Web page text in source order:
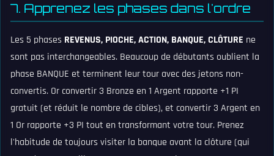
7. Apprenez les phases dans l'ordre
Les 5 phases REVENUS, PIOCHE, ACTION, BANQUE, CLÔTURE ne
sont pas interchangeables. Beaucoup de débutants oublient la
phase BANQUE et terminent leur tour avec des jetons non-
convertis. Or convertir 3 Bronze en 1 Argent rapporte +1 PI
gratuit (et réduit le nombre de cibles), et convertir 3 Argent en
1 Or rapporte +3 PI tout en transformant votre tour. Prenez
l'habitude de toujours visiter la banque avant la clôture (qui